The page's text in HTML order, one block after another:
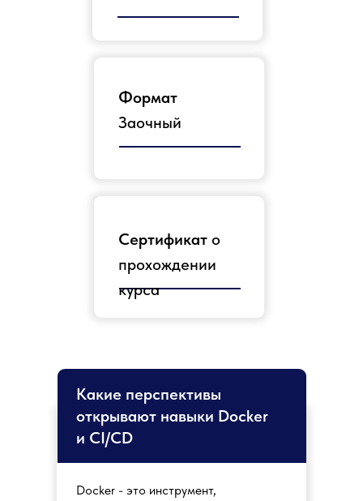
Формат
Заочный
Сертификат о
прохождении
курса
Какие перспективы
открывают навыки Docker
и CI/CD
Docker - это инструмент,